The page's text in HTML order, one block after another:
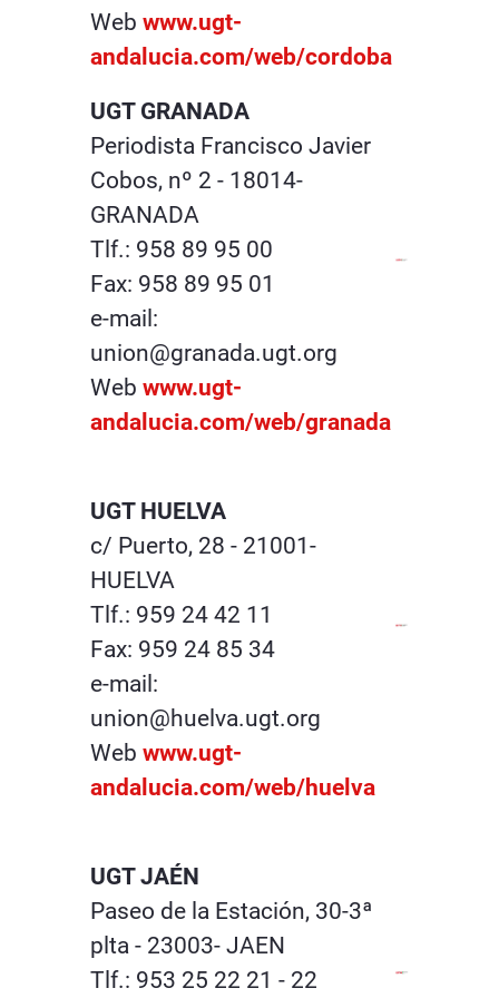
Web www.ugt-
andalucia.com/web/cordoba
UGT GRANADA
Periodista Francisco Javier
Cobos, nº 2 - 18014-
GRANADA
Tlf.: 958 89 95 00
Fax: 958 89 95 01
e-mail:
union@granada.ugt.org
Web www.ugt-
andalucia.com/web/granada
UGT HUELVA
c/ Puerto, 28 - 21001-
HUELVA
Tlf.: 959 24 42 11
Fax: 959 24 85 34
e-mail:
union@huelva.ugt.org
Web www.ugt-
andalucia.com/web/huelva
UGT JAÉN
Paseo de la Estación, 30-3ª
plta - 23003- JAEN
Tlf.: 953 25 22 21 - 22